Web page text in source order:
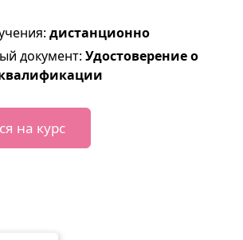
дистанционно
документ: Удостоверение о
на курс